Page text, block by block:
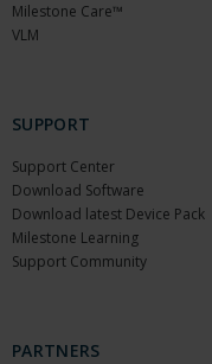
Milestone Care™
VLM
SUPPORT
Support Center
Download Software
Download latest Device Pack
Milestone Learning
Support Community
PARTNERS